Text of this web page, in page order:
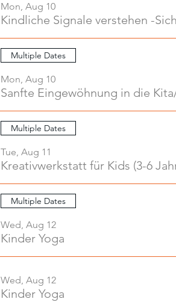
Mon, Aug 10
Kindliche Signale verstehen -
Multiple Dates
Mon, Aug 10
Sanfte Eingewöhnung in die
Multiple Dates
Tue, Aug 11
Multiple Dates
Wed, Aug 12
Kinder Yoga
Wed, Aug 12
Kinder Yoga